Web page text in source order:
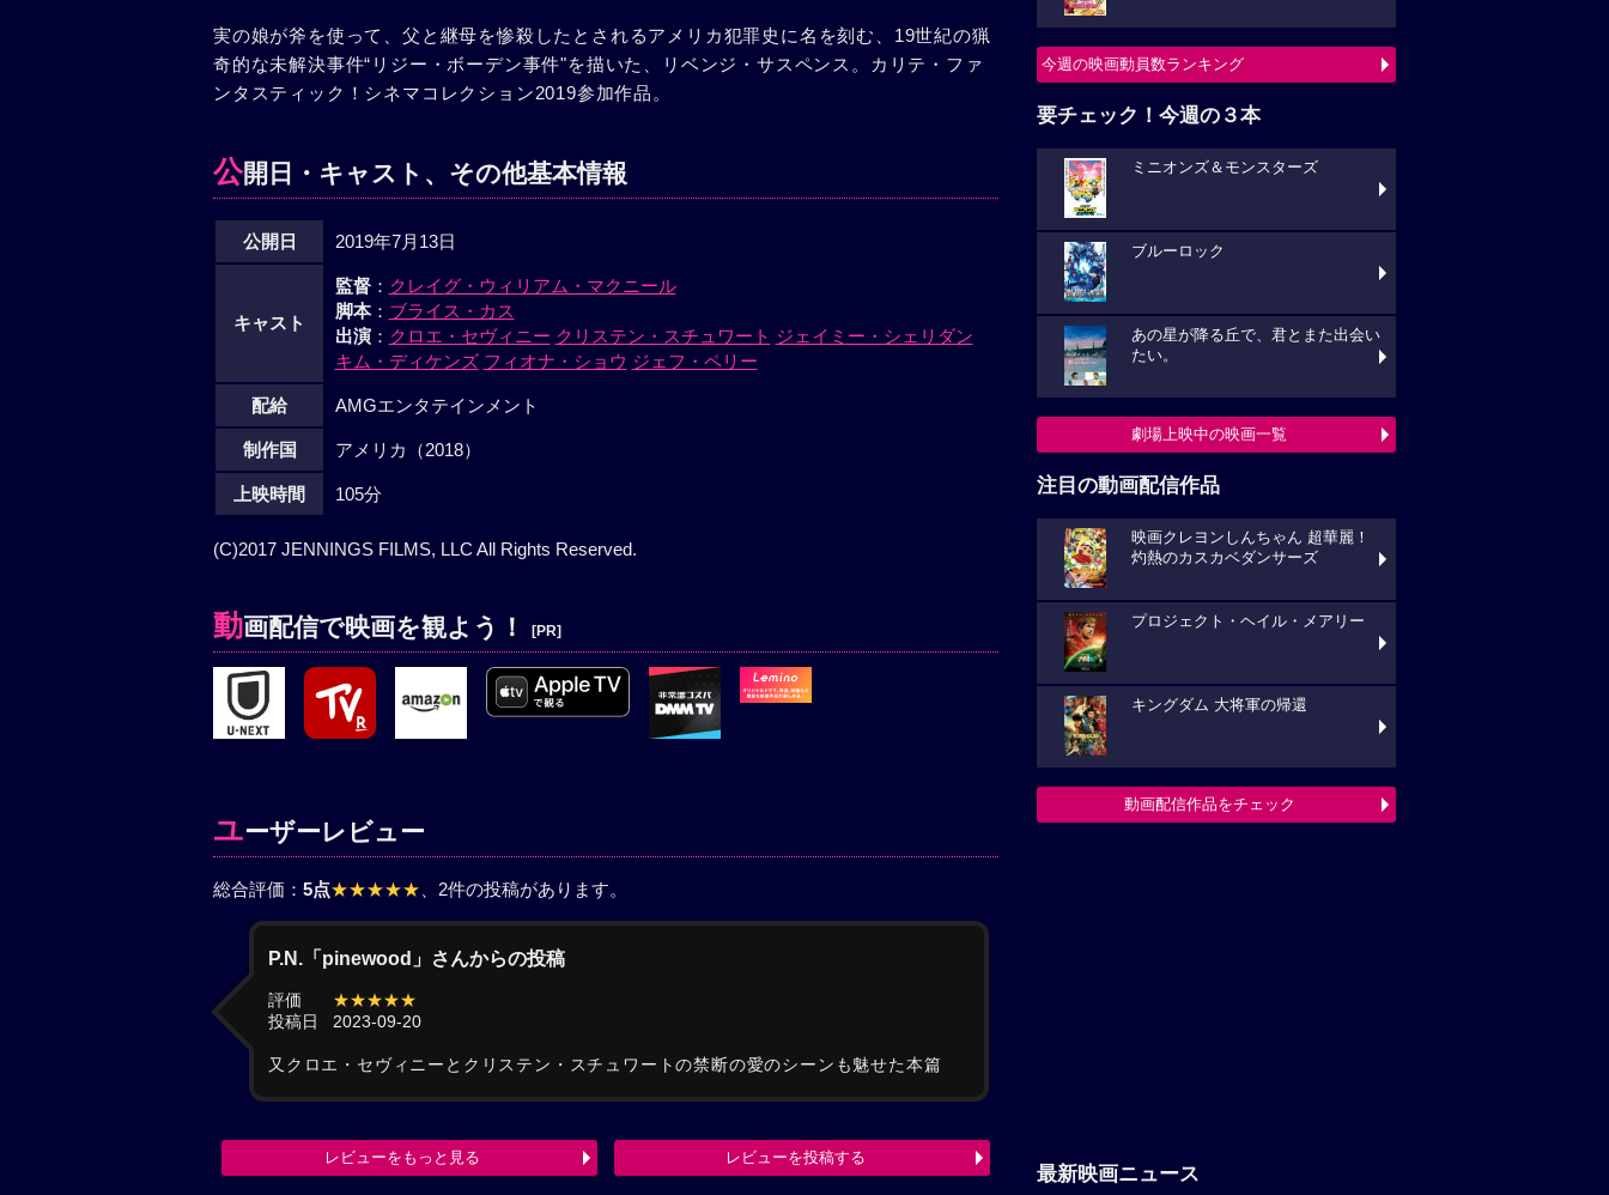
実の娘が斧を使って、父と継母を惨殺したとされるアメリカ犯罪史に名を刻む、19世紀の猟
奇的な未解決事件“リジー・ボーデン事件"を描いた、リベンジ・サスペンス。カリテ・ファ
ンタスティック！シネマコレクション2019参加作品。
公開日・キャスト、その他基本情報
公開日 2019年7月13日
キャスト
監督： クレイグ・ウィリアム・マクニール
脚本： ブライス・カス
出演： クロエ・セヴィニー クリステン・スチュワート ジェイミー・シェリダン
キム・ディケンズ フィオナ・ショウ ジェフ・ペリー
配給 AMGエンタテインメント
制作国 アメリカ（2018）
上映時間 105分
(C)2017 JENNINGS FILMS, LLC All Rights Reserved.
動画配信で映画を観よう！ [PR]
ユーザーレビュー
総合評価： 5点★★★★★ 、2件の投稿があります。
P.N.「pinewood」さんからの投稿
評価
★★★★★
投稿日
2023-09-20
又クロエ・セヴィニーとクリステン・スチュワートの禁断の愛のシーンも魅せた本篇
レビューをもっと見る レビューを投稿する
今週の映画動員数ランキング
要チェック！今週の３本
ミニオンズ＆モンスターズ
ブルーロック
あの星が降る丘で、君とまた出会い
たい。
劇場上映中の映画一覧
注目の動画配信作品
映画クレヨンしんちゃん 超華麗！
灼熱のカスカベダンサーズ
プロジェクト・ヘイル・メアリー
キングダム 大将軍の帰還
動画配信作品をチェック
最新映画ニュース